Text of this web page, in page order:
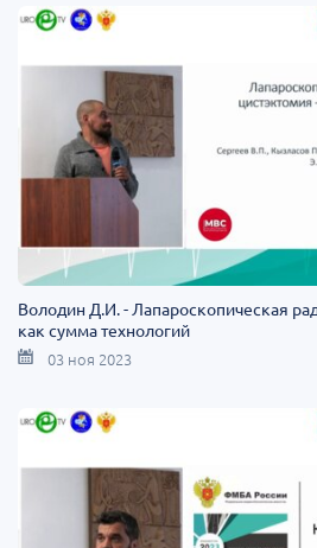
Володин Д.И. - Лапароскопическая
как сумма технологий
03 ноя 2023